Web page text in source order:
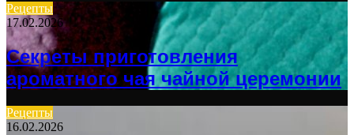
Рецепты
17.02.2026
Секреты приготовления
ароматного чая чайной церемонии
Рецепты
16.02.2026